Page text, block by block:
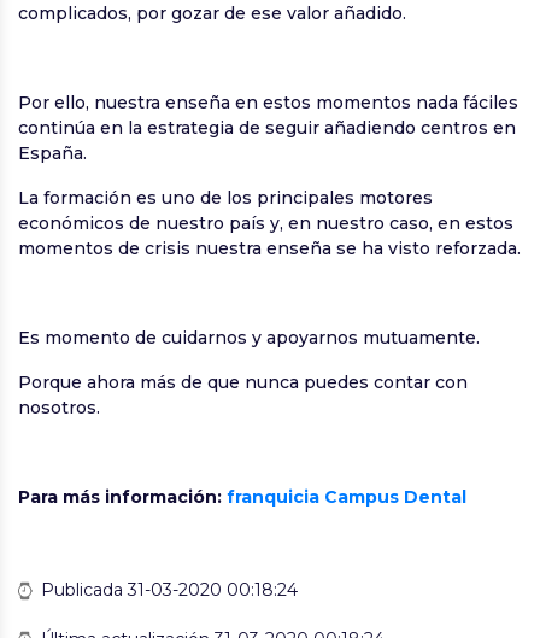
complicados, por gozar de ese valor añadido.
Por ello, nuestra enseña en estos momentos nada fáciles
continúa en la estrategia de seguir añadiendo centros en
España.
La formación es uno de los principales motores
económicos de nuestro país y, en nuestro caso, en estos
momentos de crisis nuestra enseña se ha visto reforzada.
Es momento de cuidarnos y apoyarnos mutuamente.
Porque ahora más de que nunca puedes contar con
nosotros.
Para más información: franquicia Campus Dental
Publicada 31-03-2020 00:18:24